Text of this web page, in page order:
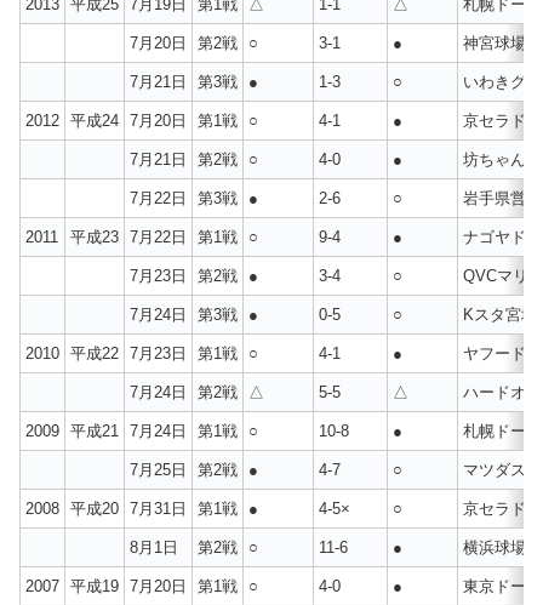
2013 平成25 7月19日 第1戦 △ 1-1 △ 札幌ドーム
7月20日 第2戦 ○ 3-1 ● 神宮球場
7月21日 第3戦 ● 1-3 ○ いわきグ
2012 平成24 7月20日 第1戦 ○ 4-1 ● 京セラド
7月21日 第2戦 ○ 4-0 ● 坊ちゃん
7月22日 第3戦 ● 2-6 ○ 岩手県営
2011 平成23 7月22日 第1戦 ○ 9-4 ● ナゴヤド
7月23日 第2戦 ● 3-4 ○ QVCマリン
7月24日 第3戦 ● 0-5 ○ Kスタ宮城
2010 平成22 7月23日 第1戦 ○ 4-1 ● ヤフード
7月24日 第2戦 △ 5-5 △ ハードオ
2009 平成21 7月24日 第1戦 ○ 10-8 ● 札幌ドーム
7月25日 第2戦 ● 4-7 ○ マツダス
2008 平成20 7月31日 第1戦 ● 4-5× ○ 京セラド
8月1日 第2戦 ○ 11-6 ● 横浜球場
2007 平成19 7月20日 第1戦 ○ 4-0 ● 東京ドーム